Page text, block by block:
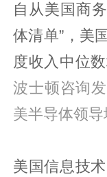
自从美国商
体清单”，美
度收入中位
波士顿咨询
美半导体领导
美国信息技